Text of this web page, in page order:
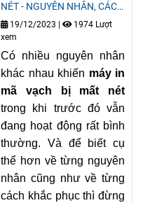
NÉT - NGUYÊN NHÂN, CÁCH
KHẮC PHỤC
19/12/2023
1974 Lượt
xem
Có nhiều nguyên nhân
khác nhau khiến máy in
mã vạch bị mất nét
trong khi trước đó vẫn
đang hoạt động rất bình
thường. Và để biết cụ
thể hơn về từng nguyên
nhân cũng như về từng
cách khắc phục thì đừng